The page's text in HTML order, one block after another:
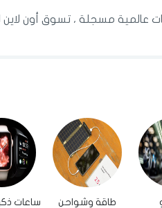
عالمية مسجلة ، تسوق أون
طاقة وشواحن
ساعات